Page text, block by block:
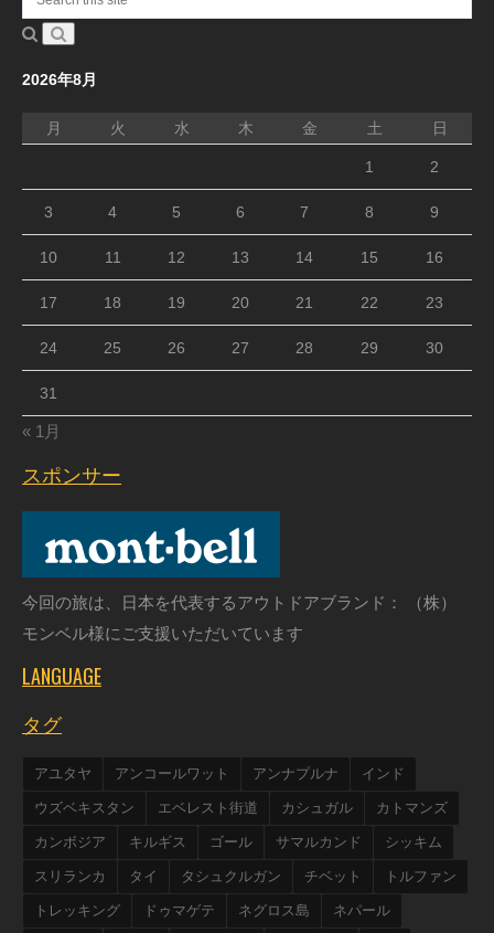
2026年8月
月 火 水 木 金 土 日
1 2
3 4 5 6 7 8 9
10 11 12 13 14 15 16
17 18 19 20 21 22 23
24 25 26 27 28 29 30
31
« 1月
スポンサー
今回の旅は、日本を代表するアウトドアブランド： （株）
モンベル様にご支援いただいています
LANGUAGE
タグ
アユタヤ アンコールワット アンナプルナ インド
ウズベキスタン エベレスト街道 カシュガル カトマンズ
カンボジア キルギス ゴール サマルカンド シッキム
スリランカ タイ タシュクルガン チベット トルファン
トレッキング ドゥマゲテ ネグロス島 ネパール